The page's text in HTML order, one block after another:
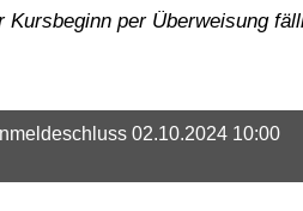
Kursbeginn per Überweisung
02.10.2024 10:00